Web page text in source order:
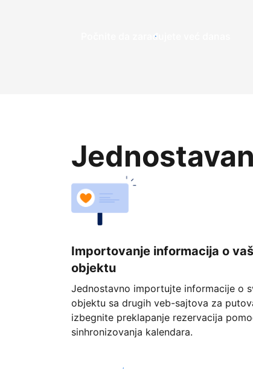
Počnite da zarađujete već danas
Importovanje informacija o
objektu
Jednostavno importujte informacije o
objektu sa drugih veb-sajtova za
izbegnite preklapanje rezervacija
sinhronizovanja kalendara.
Počnite već danas